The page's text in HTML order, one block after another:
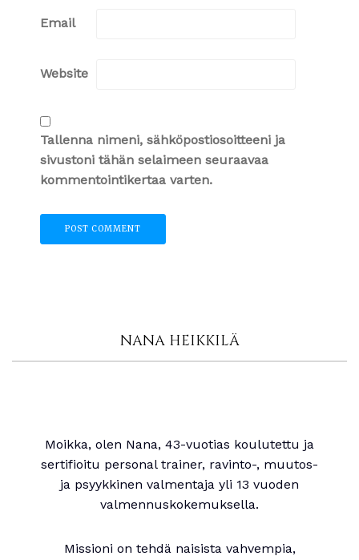
Email
Website
Tallenna nimeni, sähköpostiosoitteeni ja
sivustoni tähän selaimeen seuraavaa
kommentointikertaa varten.
NANA HEIKKILÄ
Moikka, olen Nana, 43-vuotias koulutettu ja
sertifioitu personal trainer, ravinto-, muutos-
ja psyykkinen valmentaja yli 13 vuoden
valmennuskokemuksella.
Missioni on tehdä naisista vahvempia,